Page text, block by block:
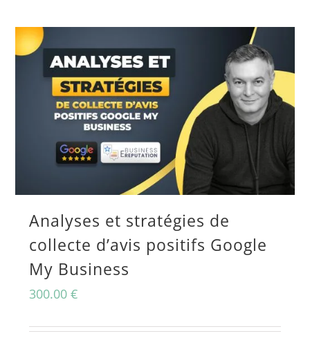
Analyses et stratégies de
collecte d’avis positifs Google
My Business
300.00€